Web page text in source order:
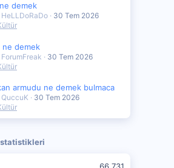
demek
HeLLDoRaDo
30 Tem 2026
ne demek
ForumFreak
30 Tem 2026
armudu ne demek bulmaca
QuccuK
30 Tem 2026